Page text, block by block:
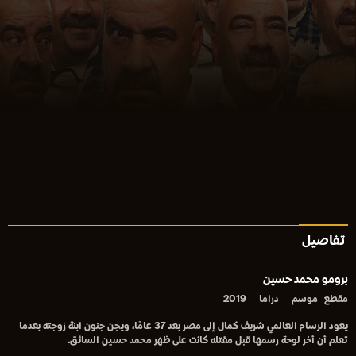
تفاصيل
برومو محمد حسين
مقطع موسم دراما 2019
يعود الرسام العالمي شريف كمال إلى مصر بعد 37 عامًا، ويجن جنون ابنة زوجته بعدما
تعلم أن أخر لوحة رسمها قبل مقتله كانت على ظهر محمد حسين السائق.